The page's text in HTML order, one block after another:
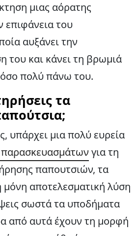
μιας αόρατης
επιφάνεια του
αυξάνει την
του και κάνει τη βρωμιά
πολύ πάνω του.
τα
υπάρχει μια πολύ ευρεία
παρασκευασμάτων για τη
παπουτσιών, τα
μόνη αποτελεσματική λύση
σωστά τα υποδήματα
από αυτά έχουν τη μορφή